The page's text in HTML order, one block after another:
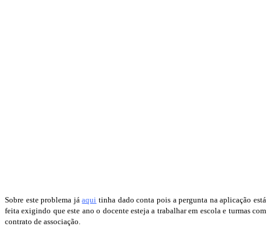
Sobre este problema jáaqui tinha dado conta pois a pergunta na aplicação está
feita exigindo que este ano o docente esteja a trabalhar em escola e turmas com
contrato de associação.